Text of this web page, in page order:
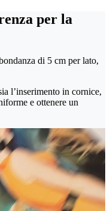
per la
di 5 cm per lato,
l’inserimento in cornice,
e ottenere un